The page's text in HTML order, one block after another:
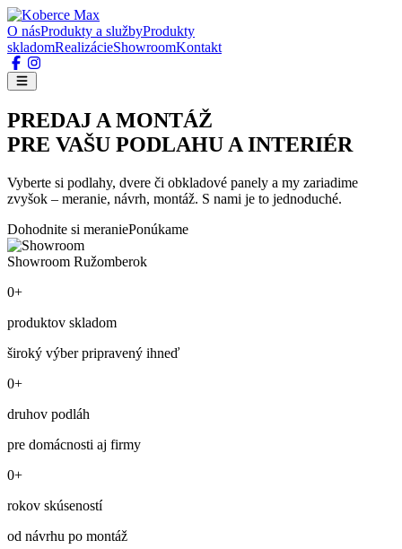
O násProdukty a službyProdukty
skladomRealizácieShowroomKontakt
PREDAJ A MONTÁŽ
PRE VAŠU PODLAHU A INTERIÉR
Vyberte si podlahy, dvere či obkladové panely a my zariadime
zvyšok – meranie, návrh, montáž. S nami je to jednoduché.
Dohodnite si meraniePonúkame
Showroom Ružomberok
0+
produktov skladom
široký výber pripravený ihneď
0+
druhov podláh
pre domácnosti aj firmy
0+
rokov skúseností
od návrhu po montáž